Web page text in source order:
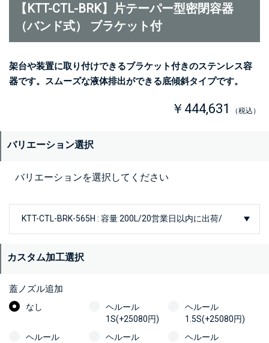
【KTT-CTL-BRK】片テーパー型密閉容器
（バンド式） ブラケット付
架台や装置に取り付けできるブラケット付きのステンレス容
器です。スムーズな液体排出ができる底傾斜タイプです。
￥444,631 （税込）
バリエーション選択
バリエーションを選択してください
カスタム加工選択
蓋ノズル追加
なし
ヘルール
1S(+25080円)
ヘルール
1.5S(+25080円)
ヘルール
ヘルール
ヘルール